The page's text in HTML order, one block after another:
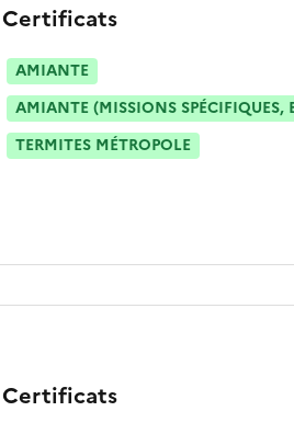
Certificats
AMIANTE
AMIANTE (MISSIONS SPÉCIFIQUES,
TERMITES MÉTROPOLE
Certificats